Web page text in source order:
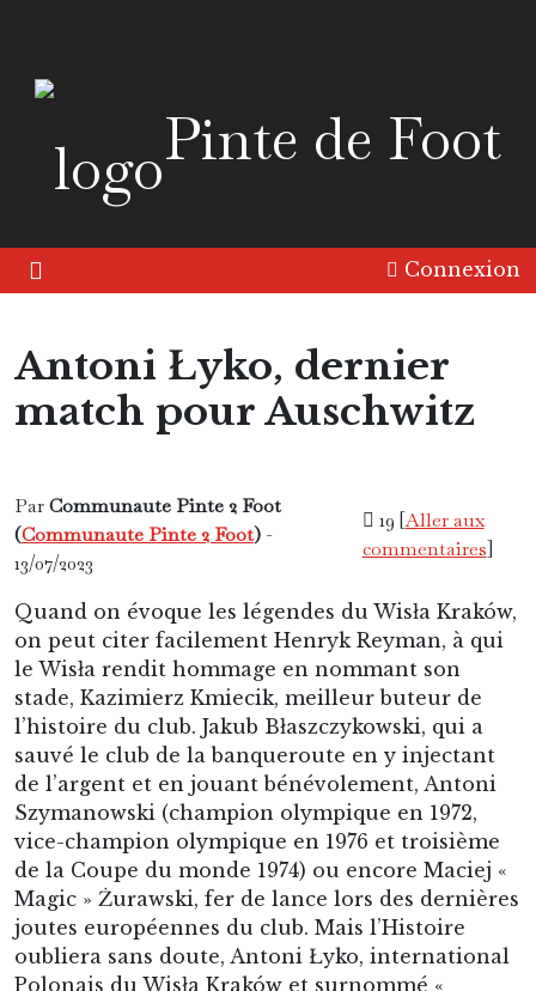
Pinte de Foot
Connexion
Antoni Łyko, dernier
match pour Auschwitz
Europe Histoire
ParCommunaute Pinte 2 Foot
(Communaute Pinte 2 Foot) -
13/07/2023
19 [Aller aux
commentaires]
Quand on évoque les légendes du Wisła Kraków,
on peut citer facilement Henryk Reyman, à qui
le Wisła rendit hommage en nommant son
stade, Kazimierz Kmiecik, meilleur buteur de
l’histoire du club. Jakub Błaszczykowski, qui a
sauvé le club de la banqueroute en y injectant
de l’argent et en jouant bénévolement, Antoni
Szymanowski (champion olympique en 1972,
vice-champion olympique en 1976 et troisième
de la Coupe du monde 1974) ou encore Maciej «
Magic » Żurawski, fer de lance lors des dernières
joutes européennes du club. Mais l’Histoire
oubliera sans doute, Antoni Łyko, international
Polonais du Wisła Kraków et surnommé «